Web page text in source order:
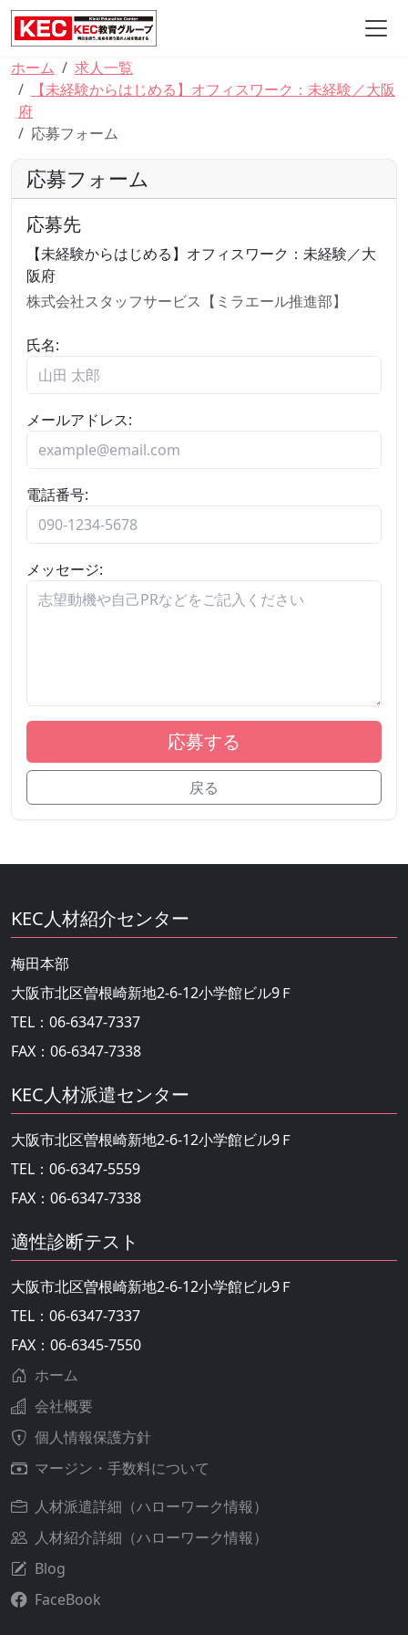
ホーム
求人一覧
【未経験からはじめる】オフィスワーク：未経験／大阪
府
応募フォーム
応募フォーム
応募先
【未経験からはじめる】オフィスワーク：未経験／大
阪府
株式会社スタッフサービス【ミラエール推進部】
氏名:
メールアドレス:
電話番号:
メッセージ:
応募する
戻る
KEC人材紹介センター
梅田本部
大阪市北区曽根崎新地2-6-12小学館ビル9Ｆ
TEL：06-6347-7337
FAX：06-6347-7338
KEC人材派遣センター
大阪市北区曽根崎新地2-6-12小学館ビル9Ｆ
TEL：06-6347-5559
FAX：06-6347-7338
適性診断テスト
大阪市北区曽根崎新地2-6-12小学館ビル9Ｆ
TEL：06-6347-7337
FAX：06-6345-7550
ホーム
会社概要
個人情報保護方針
マージン・手数料について
人材派遣詳細（ハローワーク情報）
人材紹介詳細（ハローワーク情報）
Blog
FaceBook